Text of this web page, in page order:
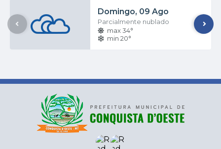
Domingo 09 Ago
Parcialmente nublado
max 34°
min 20°